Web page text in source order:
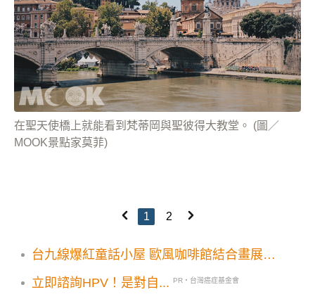
在聖天使橋上就能看到梵蒂岡與聖彼得大教堂。 (圖／
MOOK景點家莫菲)
1 2
台九線爆紅童話小屋 歐風咖啡館結合畫展開
立即諮詢HPV！是對自...
PR・台灣癌症基金會